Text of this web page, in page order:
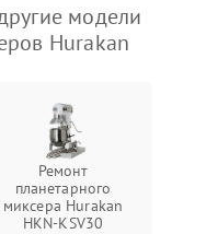
модели
Hurakan
Ремонт
планетарного
миксера Hurakan
HKN-KSV30